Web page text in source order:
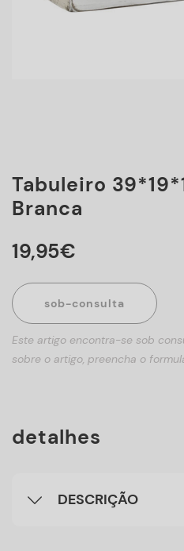
Tabuleiro
Branca
19,95€
sob-consulta
Este artigo encontra-se sob
sobre o artigo, preencha o
detalhes
DESCRIÇÃO